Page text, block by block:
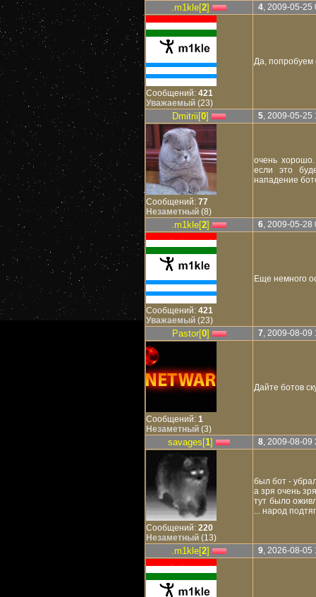
.m1kle[2] 4, 2009-05-25
Сообщений: 421
Уважаемый (23)
Да, попробуем
Dmitrii[0] 5, 2009-05-25
Сообщений: 77
Незаметный (8)
очень
если это
нападение
.m1kle[2] 6, 2009-05-28
Сообщений: 421
Уважаемый (23)
Еще немного
Pastor[0] 7, 2009-08-09
Сообщений: 1
Незаметный (3)
Дайте ботов
savages[1] 8, 2009-08-09
Сообщений: 220
Незаметный (13)
был бот -
а зря очень
тут было
... народ
.m1kle[2] 9, 2026-08-05